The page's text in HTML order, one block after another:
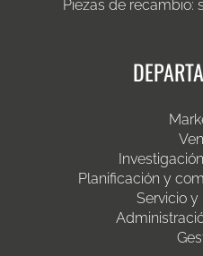
Piezas de recambio:
Planificación y
Servicio y